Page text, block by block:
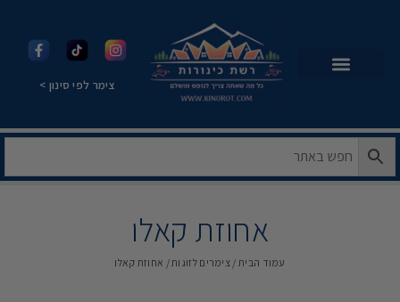
צימר לפי סינון >
אחוזת קאלו
עמוד הבית / צימרים לזוגות/ אחוזת קאלו